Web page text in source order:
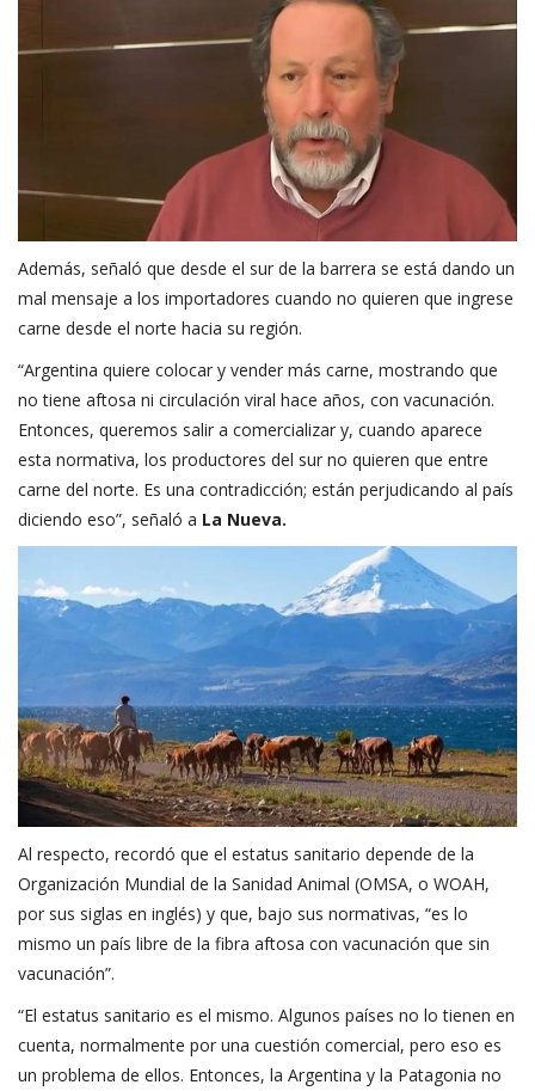
Además, señaló que desde el sur de la barrera se está dando un
mal mensaje a los importadores cuando no quieren que ingrese
carne desde el norte hacia su región.
“Argentina quiere colocar y vender más carne, mostrando que
no tiene aftosa ni circulación viral hace años, con vacunación.
Entonces, queremos salir a comercializar y, cuando aparece
esta normativa, los productores del sur no quieren que entre
carne del norte. Es una contradicción; están perjudicando al país
diciendo eso”, señaló a La Nueva.
Al respecto, recordó que el estatus sanitario depende de la
Organización Mundial de la Sanidad Animal (OMSA, o WOAH,
por sus siglas en inglés) y que, bajo sus normativas, “es lo
mismo un país libre de la fibra aftosa con vacunación que sin
vacunación”.
“El estatus sanitario es el mismo. Algunos países no lo tienen en
cuenta, normalmente por una cuestión comercial, pero eso es
un problema de ellos. Entonces, la Argentina y la Patagonia no